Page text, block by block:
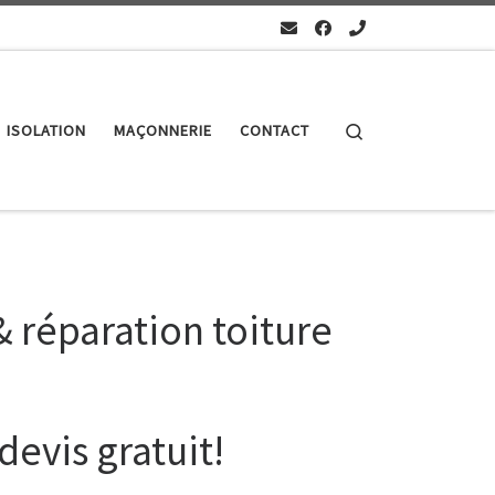
ISOLATION MAÇONNERIE CONTACT
réparation toiture
gratuit!